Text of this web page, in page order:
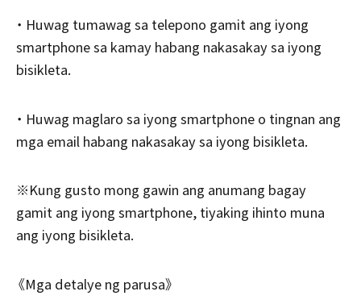
・ Huwag tumawag sa telepono gamit ang iyong
smartphone sa kamay habang nakasakay sa iyong
bisikleta.
・ Huwag maglaro sa iyong smartphone o tingnan ang
mga email habang nakasakay sa iyong bisikleta.
※Kung gusto mong gawin ang anumang bagay
gamit ang iyong smartphone, tiyaking ihinto muna
ang iyong bisikleta.
《Mga detalye ng parusa》